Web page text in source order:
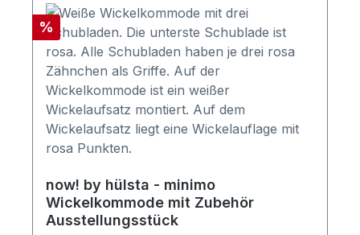
Rabatt
%
now! by hülsta - minimo
Wickelkommode mit Zubehör
Ausstellungsstück